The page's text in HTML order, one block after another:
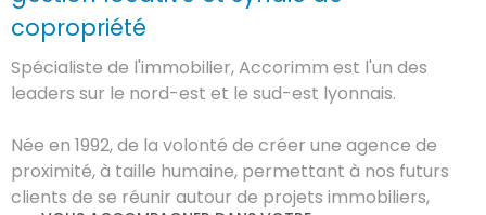
copropriété
Spécialiste de l'immobilier, Accorimm est l'un des
leaders sur le nord-est et le sud-est lyonnais.
Née en 1992, de la volonté de créer une agence de
proximité, à taille humaine, permettant à nos futurs
clients de se réunir autour de projets immobiliers,